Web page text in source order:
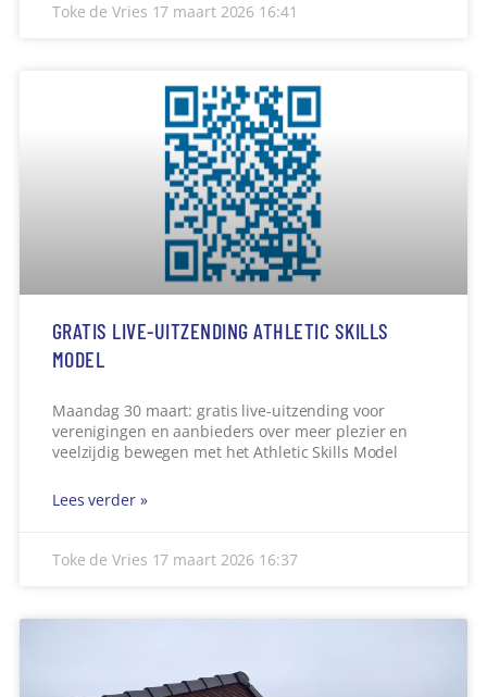
Toke de Vries 17 maart 2026 16:41
GRATIS LIVE-UITZENDING ATHLETIC SKILLS
MODEL
Maandag 30 maart: gratis live-uitzending voor
verenigingen en aanbieders over meer plezier en
veelzijdig bewegen met het Athletic Skills Model
Lees verder »
Toke de Vries 17 maart 2026 16:37